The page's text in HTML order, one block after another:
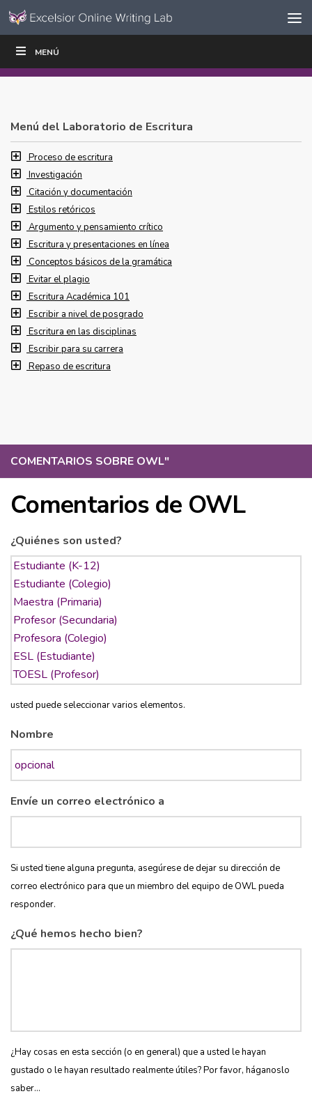
Ir al contenido
navegación
MENÚ
COMENTARIOS SOBRE OWL"
Comentarios de OWL
¿Quiénes son usted?
usted puede seleccionar varios elementos.
Nombre
Envíe un correo electrónico a
Si usted tiene alguna pregunta, asegúrese de dejar su dirección de
correo electrónico para que un miembro del equipo de OWL pueda
responder.
¿Qué hemos hecho bien?
¿Hay cosas en esta sección (o en general) que a usted le hayan
gustado o le hayan resultado realmente útiles? Por favor, háganoslo
saber...
ESCRIBIR
Menú del Laboratorio de Escritura
Proceso de escritura
Investigación
Citación y documentación
Estilos retóricos
Argumento y pensamiento crítico
Escritura y presentaciones en línea
Conceptos básicos de la gramática
Evitar el plagio
Escritura Académica 101
Escribir a nivel de posgrado
Escritura en las disciplinas
Escribir para su carrera
Repaso de escritura